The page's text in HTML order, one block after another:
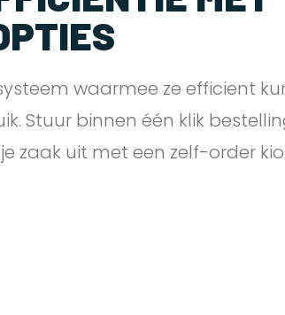
waarmee ze efficient
Stuur binnen één klik
zaak uit met een zelf-order